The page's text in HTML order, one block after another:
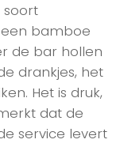
soort
bamboe
de bar hollen
drankjes, het
Het is druk,
dat de
service levert